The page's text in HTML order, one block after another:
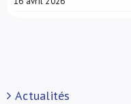
Actualités